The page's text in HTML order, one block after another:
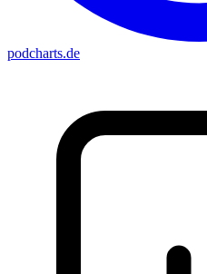
podcharts.de